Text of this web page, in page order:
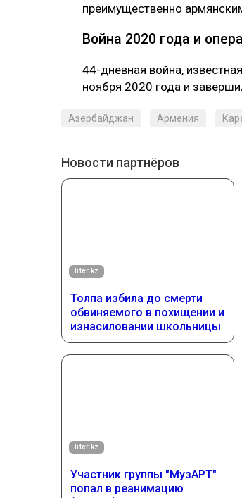
преимущественно
Война 2020 года и
44-дневная война,
ноября 2020 года и
Азербайджан Армения